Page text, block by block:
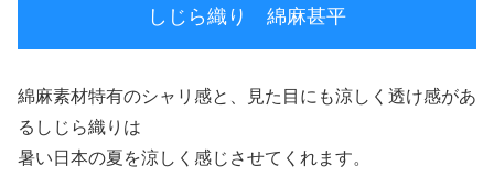
しじら織り 綿麻甚平
綿麻素材特有のシャリ感と、見た目にも涼しく透け感があ
るしじら織りは
暑い日本の夏を涼しく感じさせてくれます。